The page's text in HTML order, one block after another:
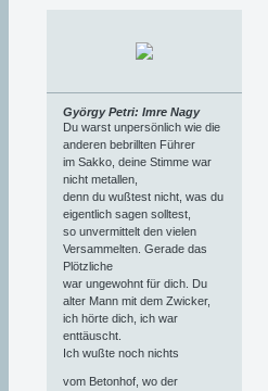
György Petri: Imre Nagy
Du warst unpersönlich wie die
anderen bebrillten Führer
im Sakko, deine Stimme war
nicht metallen,
denn du wußtest nicht, was du
eigentlich sagen solltest,
so unvermittelt den vielen
Versammelten. Gerade das
Plötzliche
war ungewohnt für dich. Du
alter Mann mit dem Zwicker,
ich hörte dich, ich war
enttäuscht.
Ich wußte noch nichts
vom Betonhof, wo der